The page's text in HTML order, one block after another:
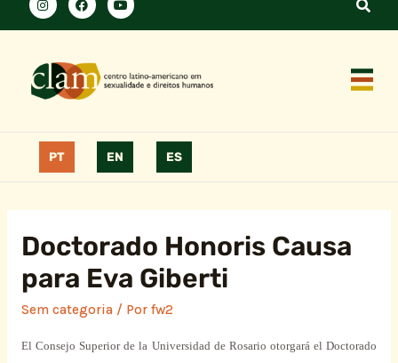
PT EN ES
Doctorado Honoris Causa
para Eva Giberti
Sem categoria/ Por fw2
El Consejo Superiordela Universidad de Rosario otorgará el Doctorado